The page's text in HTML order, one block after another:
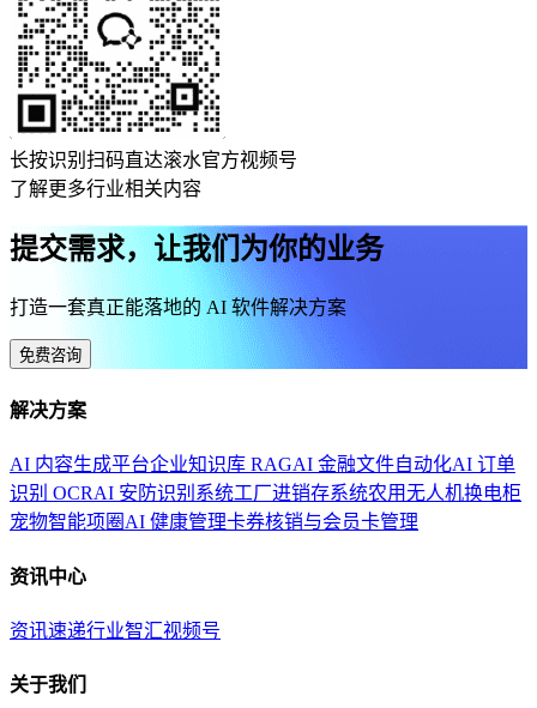
长按识别扫码直达滚水官方视频号
了解更多行业相关内容
提交需求，让我们为你的业务
打造一套真正能落地的 AI 软件解决方案
免费咨询
解决方案
AI 内容生成平台企业知识库 RAGAI 金融文件自动化AI 订单
识别 OCRAI 安防识别系统工厂进销存系统农用无人机换电柜
宠物智能项圈 AI 健康管理卡券核销与会员卡管理
资讯中心
资讯速递行业智汇视频号
关于我们